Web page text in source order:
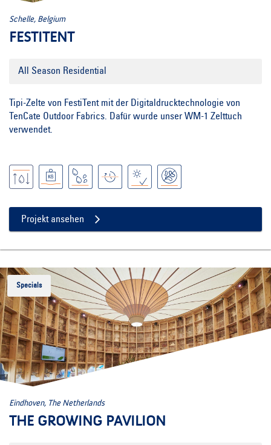
Schelle, Belgium
FESTITENT
All Season Residential
Tipi-Zelte von FestiTent mit der Digitaldrucktechnologie von
TenCate Outdoor Fabrics. Dafür wurde unser WM-1 Zelttuch
verwendet.
Projekt ansehen
Specials
Eindhoven, The Netherlands
THE GROWING PAVILION